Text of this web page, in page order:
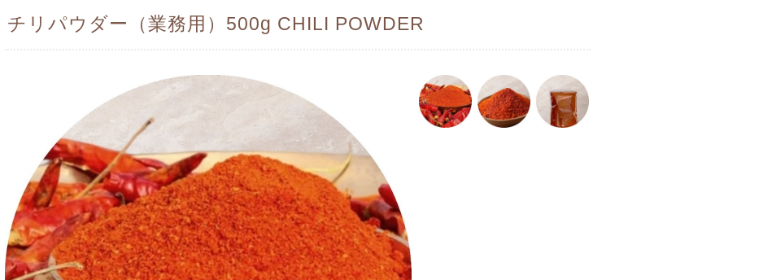
チリパウダー（業務用）500g CHILI POWDER